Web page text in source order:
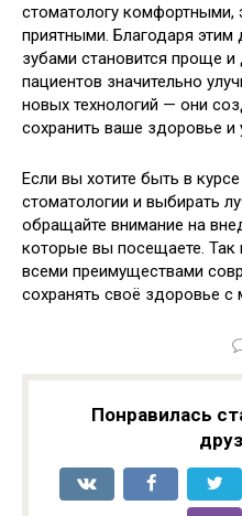
стоматологу
приятными. Благодаря
зубами становится проще и
пациентов значительно
новых технологий — они
сохранить ваше здоровье и
Если вы хотите быть в
стоматологии и выбирать
обращайте внимание на
которые вы посещаете. Так
всеми преимуществами
сохранять своё здоровье с
Понравилась